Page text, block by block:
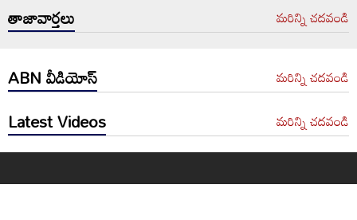
తాజావార్తలు మరిన్ని చదవండి
ABN వీడియోస్ మరిన్ని చదవండి
Latest Videos మరిన్ని చదవండి